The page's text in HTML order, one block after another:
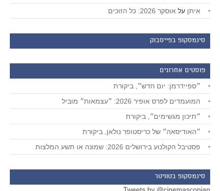
איתן על אוסקר 2026: כל הזוכים
סינמסקופ בפייסבוק
פוסטים אחרונים
״ספיידרמן: יום חדש״, ביקורת
המועמדים לפרס אופיר 2026: ״עצמאות״ מוביל
״תיכון מגשימים״, ביקורת
״האודיסאה״ של כריסטופר נולאן, ביקורת
פסטיבל הקולנוע בירושלים 2026: שמונה או תשע המלצות
סינמסקופ בטוויטר